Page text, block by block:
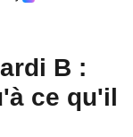
B :
ce qu'il